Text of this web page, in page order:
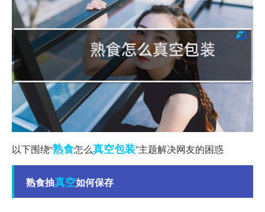
以下围绕“熟食怎么真空包装”主题解决网友的困惑
熟食抽真空如何保存